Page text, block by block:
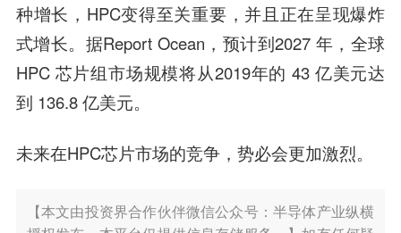
种增长，HPC变得至关重要，并且正在呈现爆炸
式增长。据Report Ocean，预计到2027 年，全球
HPC 芯片组市场规模将从2019年的 43 亿美元达
到 136.8 亿美元。
未来在HPC芯片市场的竞争，势必会更加激烈。
【本文由投资界合作伙伴微信公众号：半导体产业纵横